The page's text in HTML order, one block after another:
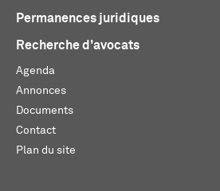
Permanences juridiques
Recherche d'avocats
Agenda
Annonces
Documents
Contact
Plan du site